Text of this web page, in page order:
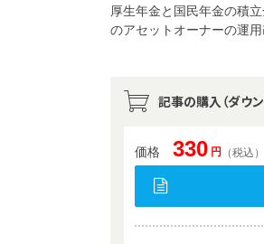
厚生年金と国民年金の積
のアセットオーナーの運
記事の購入（ダウン
価格 330 円 （税込）